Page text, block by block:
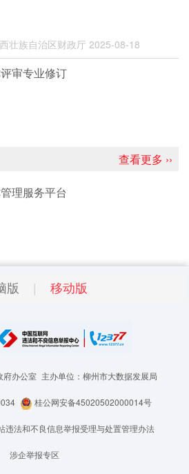
壮族自治区财政厅 2025-08-18
审专业修订
查看更多 ››
理服务平台
版 移动版
府办公室 主办单位：柳州市大数据发展局
桂公网安备45020502000014号
违法和不良信息举报受理与处置管理办法
涉企举报专区